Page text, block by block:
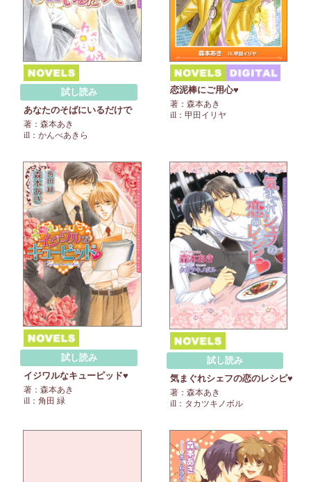
試し読み
あなたのそばにいるだけで
著：森本あき
ill：かんべあきら
恋泥棒にご用心♥
著：森本あき
ill：甲田イリヤ
試し読み
イジワルなキューピッド♥
著：森本あき
ill：角田 緑
試し読み
気まぐれシェフの恋のレシピ♥
著：森本あき
ill：タカツキノボル